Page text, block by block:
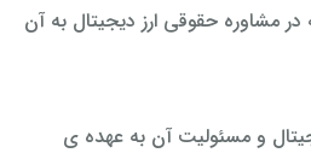
در مشاوره حقوقی ارز دیجیتال به آن
و مسئولیت آن به عهده ی